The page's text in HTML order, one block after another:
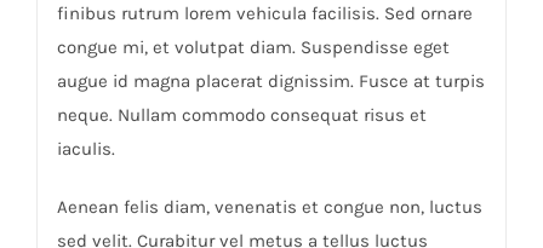
finibus rutrum lorem vehicula facilisis. Sed ornare
congue mi, et volutpat diam. Suspendisse eget
augue id magna placerat dignissim. Fusce at turpis
neque. Nullam commodo consequat risus et
iaculis.
Aenean felis diam, venenatis et congue non, luctus
sed velit. Curabitur vel metus a tellus luctus